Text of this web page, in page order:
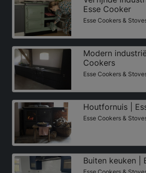
Esse Cooker
Esse Cookers &
Modern
Cookers
Esse Cookers &
Houtfornuis |
Esse Cookers &
Buiten keuken |